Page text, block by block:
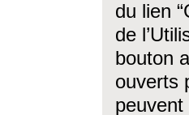
du lien
de
bouton
ouverts
peuvent